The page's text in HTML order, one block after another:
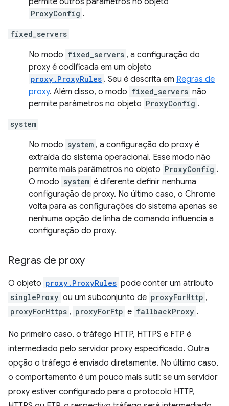
ProxyConfig .
fixed_servers
No modo fixed_servers , a configuração do
proxy é codificada em um objeto
proxy.ProxyRules . Seu é descrita em Regras de
proxy. Além disso, o modo fixed_servers não
permite parâmetros no objeto ProxyConfig .
system
No modo system , a configuração do proxy é
extraída do sistema operacional. Esse modo não
permite mais parâmetros no objeto ProxyConfig .
O modo system é diferente definir nenhuma
configuração de proxy. No último caso, o Chrome
volta para as configurações do sistema apenas se
nenhuma opção de linha de comando influencia a
configuração do proxy.
Regras de proxy
O objeto proxy.ProxyRules pode conter um atributo
singleProxy ou um subconjunto de proxyForHttp ,
proxyForHttps , proxyForFtp e fallbackProxy .
No primeiro caso, o tráfego HTTP, HTTPS e FTP é
intermediado pelo servidor proxy especificado. Outra
opção o tráfego é enviado diretamente. No último caso,
o comportamento é um pouco mais sutil: se um servidor
proxy estiver configurado para o protocolo HTTP,